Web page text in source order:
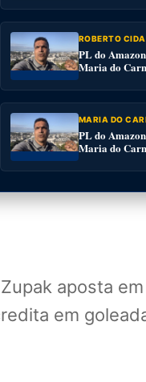
ROBERTO
PL do
Maria do
MARIA DO
PL do
Maria do
aposta
em